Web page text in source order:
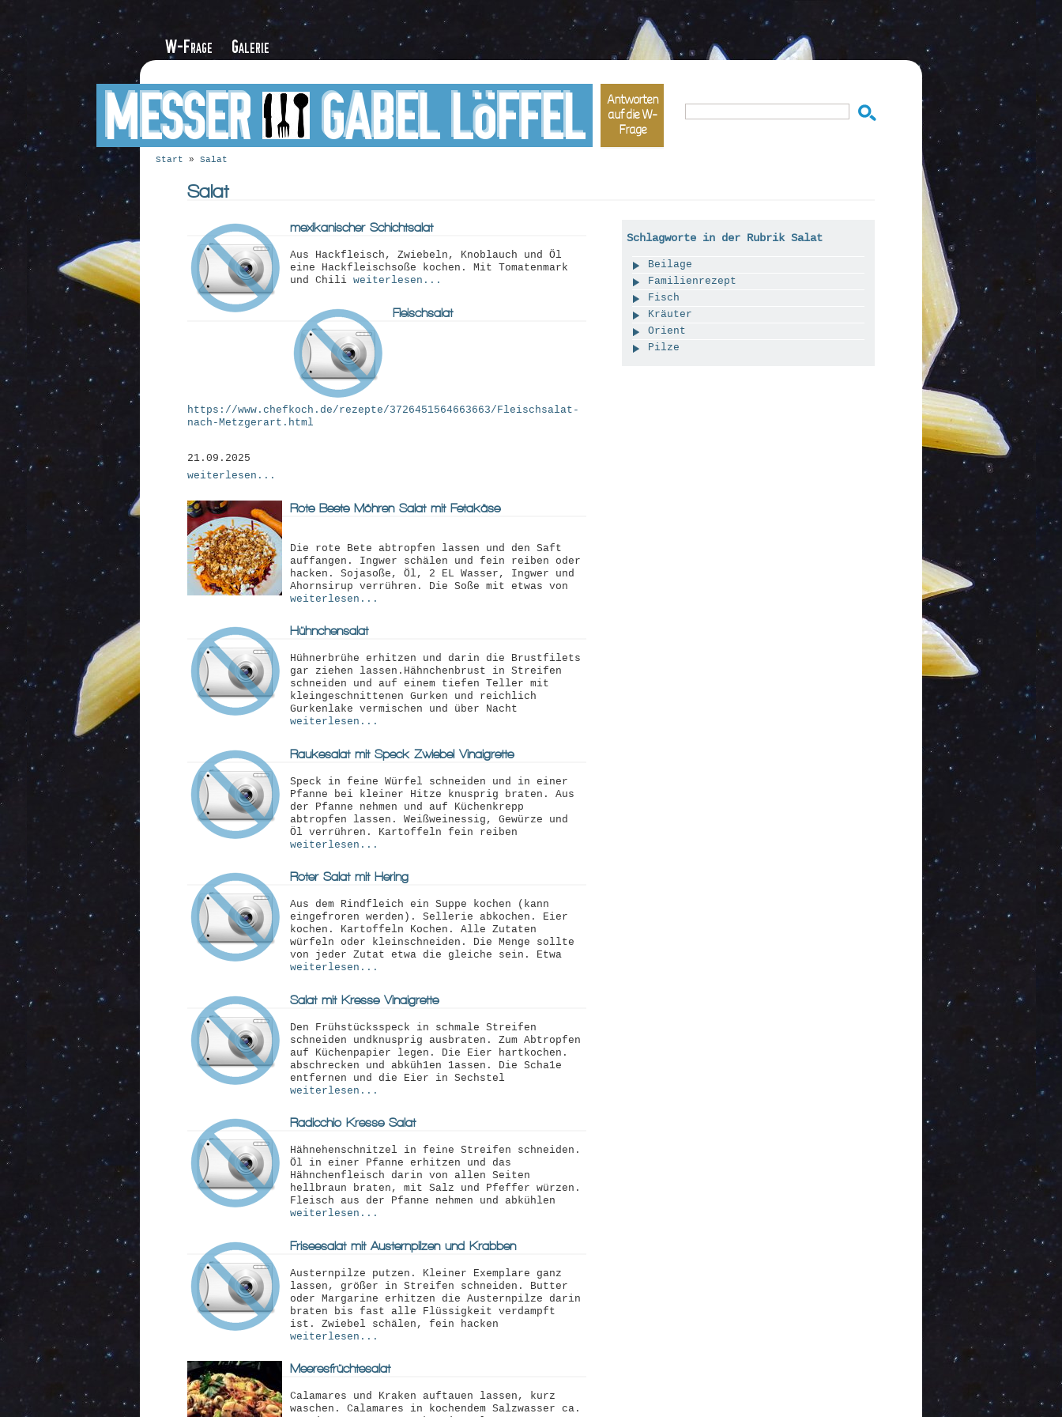
W-Frage Galerie
MESSER GABEL LöFFEL
Antworten
auf die W-
Frage
Start » Salat
Salat
Schlagworte in der Rubrik Salat
Beilage
Familienrezept
Fisch
Kräuter
Orient
Pilze
mexikanischer Schichtsalat
Aus Hackfleisch, Zwiebeln, Knoblauch und Öl
eine Hackfleischsoße kochen. Mit Tomatenmark
und Chili weiterlesen...
Fleischsalat
https://www.chefkoch.de/rezepte/3726451564663663/Fleischsalat-
nach-Metzgerart.html
21.09.2025
weiterlesen...
Rote-Beete-Möhren-Salat mit Fetakäse
Die rote Bete abtropfen lassen und den Saft
auffangen. Ingwer schälen und fein reiben oder
hacken. Sojasoße, Öl, 2 EL Wasser, Ingwer und
Ahornsirup verrühren. Die Soße mit etwas von
weiterlesen...
Hühnchensalat
Hühnerbrühe erhitzen und darin die Brustfilets
gar ziehen lassen.Hähnchenbrust in Streifen
schneiden und auf einem tiefen Teller mit
kleingeschnittenen Gurken und reichlich
Gurkenlake vermischen und über Nacht
weiterlesen...
Raukesalat mit Speck-Zwiebel-Vinaigrette
Speck in feine Würfel schneiden und in einer
Pfanne bei kleiner Hitze knusprig braten. Aus
der Pfanne nehmen und auf Küchenkrepp
abtropfen lassen. Weißweinessig, Gewürze und
Öl verrühren. Kartoffeln fein reiben
weiterlesen...
Roter Salat mit Hering
Aus dem Rindfleich ein Suppe kochen (kann
eingefroren werden). Sellerie abkochen. Eier
kochen. Kartoffeln Kochen. Alle Zutaten
würfeln oder kleinschneiden. Die Menge sollte
von jeder Zutat etwa die gleiche sein. Etwa
weiterlesen...
Salat mit Kresse-Vinaigrette
Den Frühstücksspeck in schmale Streifen
schneiden undknusprig ausbraten. Zum Abtropfen
auf Küchenpapier legen. Die Eier hartkochen.
abschrecken und abküh1en 1assen. Die Scha1e
entfernen und die Eier in Sechstel
weiterlesen...
Radicchio-Kresse-Salat
Hähnehenschnitzel in feine Streifen schneiden.
Öl in einer Pfanne erhitzen und das
Hähnchenfleisch darin von allen Seiten
hellbraun braten, mit Salz und Pfeffer würzen.
Fleisch aus der Pfanne nehmen und abkühlen
weiterlesen...
Friseesalat mit Austernpilzen und Krabben
Austernpilze putzen. Kleiner Exemplare ganz
lassen, größer in Streifen schneiden. Butter
oder Margarine erhitzen die Austernpilze darin
braten bis fast alle Flüssigkeit verdampft
ist. Zwiebel schälen, fein hacken
weiterlesen...
Meeresfrüchtesalat
Calamares und Kraken auftauen lassen, kurz
waschen. Calamares in kochendem Salzwasser ca.